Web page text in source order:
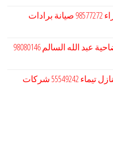
فني صيانة ثلاجات الجهراء 98577272 صيانة برادات
شركة تنظيف وتعقيم منازل تيماء 55549242 شركات